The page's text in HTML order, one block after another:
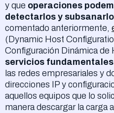
y que operaciones
detectarlos y
comentado anteriormente,
(Dynamic Host
Configuración Dinámica de
servicios fundamentales
las redes empresariales y
direcciones IP y
aquellos equipos que lo
manera descargar la carga